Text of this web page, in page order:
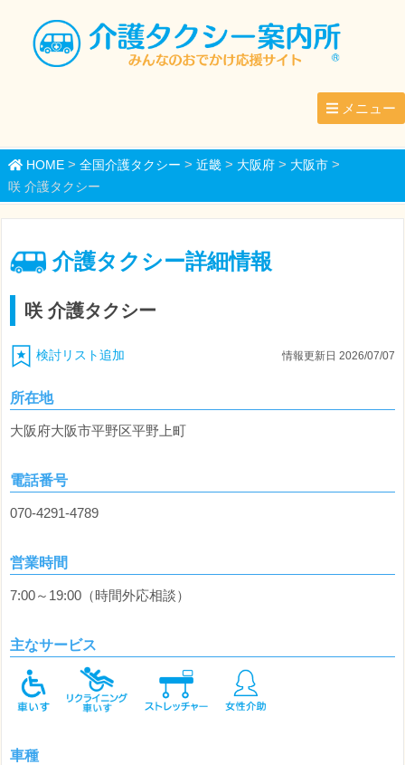
メニュー
HOME> 全国介護タクシー > 近畿> 大阪府> 大阪市>
咲 介護タクシー
介護タクシー詳細情報
咲 介護タクシー
検討リスト追加 情報更新日 2026/07/07
所在地
大阪府大阪市平野区平野上町
電話番号
070-4291-4789
営業時間
7:00～19:00（時間外応相談）
主なサービス
車種